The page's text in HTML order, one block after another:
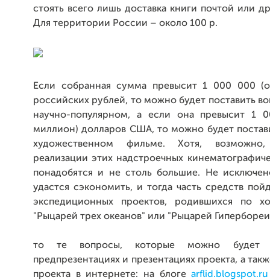
стоять всего лишь доставка книги почтой или
Для территории России – около 100 р.
Если собранная сумма превысит 1 000 000
российских рублей, то можно будет поставить
научно-популярном, а если она превысит 1
миллион) долларов США, то можно будет
художественном фильме. Хотя,
реализации этих надстроечных
понадобятся и не столь большие. Не
удастся сэкономить, и тогда часть средств
экспедиционных проектов, родившихся по
"Рыцарей трех океанов" или "Рыцарей
то те вопросы, которые можно будет
предпрезентациях и презентациях проекта, а
проекта в интернете: на блогеarflid.blogspot.ru